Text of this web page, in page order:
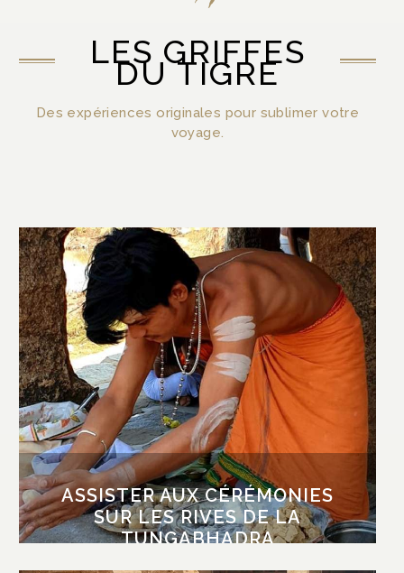
LES GRIFFES
DU TIGRE
Des expériences originales pour sublimer votre
voyage.
ASSISTER AUX CÉRÉMONIES
SUR LES RIVES DE LA
TUNGABHADRA
ASSISTER AUX CÉRÉMONIES
SUR LES RIVES DE LA
TUNGABHADRA
La rivière qui coule à Hampi est considérée
comme l’une des plus saintes de l’Inde, à
l’image du Gange. Il n’est donc pas étonnant
que des cérémonies liées au repos des
défunts y aient régulièrement lieu. Avec notre
guide, lui-même ancien officiant, découvrez
les derniers rites liés à ce passage et leur
symbolique.